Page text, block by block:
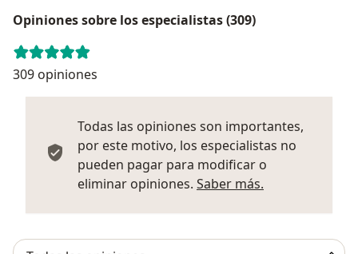
Opiniones sobre los especialistas (309)
309 opiniones
Todas las opiniones son importantes,
por este motivo, los especialistas no
pueden pagar para modificar o
eliminar opiniones. Saber más.